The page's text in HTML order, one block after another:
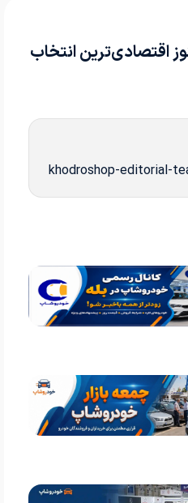
۱۴۰۰؛ آیا هنوز اقتصادی‌ترین انتخاب
khodroshop-editorial-